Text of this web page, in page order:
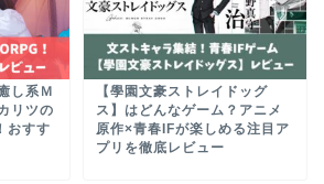
し系Ｍ
リツの
おすす
【學園文豪ストレイドッグ
ス】はどんなゲーム？アニメ
原作×青春IFが楽しめる注目ア
プリを徹底レビュー